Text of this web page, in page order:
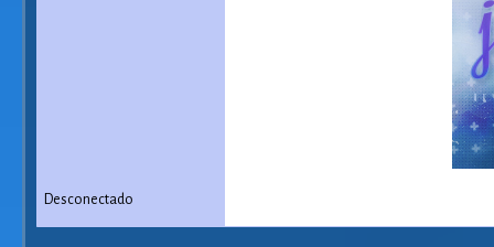
Desconectado